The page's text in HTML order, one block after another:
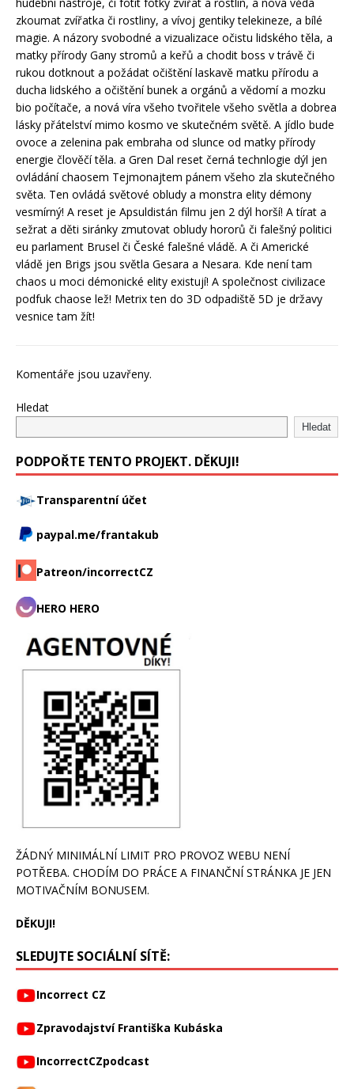
zkoumat zvířatka či rostliny, a vívoj gentiky telekineze, a bílé
magie. A názory svobodné a vizualizace očistu lidského těla, a
matky přírody Gany stromů a keřů a chodit boss v trávě či
rukou dotknout a požádat očištění laskavě matku přírodu a
ducha lidského a očištění bunek a orgánů a vědomí a mozku
bio počítače, a nová víra všeho tvořitele všeho světla a dobrea
lásky přátelství mimo kosmo ve skutečném světě. A jídlo bude
ovoce a zelenina pak embraha od slunce od matky přírody
energie člověčí těla. a Gren Dal reset černá technlogie dýl jen
ovládání chaosem Tejmonajtem pánem všeho zla skutečného
světa. Ten ovládá světové obludy a monstra elity démony
vesmírný! A reset je Apsuldistán filmu jen 2 dýl horší! A tírat a
sežrat a děti siránky zmutovat obludy hororů či falešný politici
eu parlament Brusel či České falešné vládě. A či Americké
vládě jen Brigs jsou světla Gesara a Nesara. Kde není tam
chaos u moci démonické elity existují! A společnost civilizace
podfuk chaose lež! Metrix ten do 3D odpadiště 5D je državy
vesnice tam žít!
Komentáře jsou uzavřeny.
Hledat
Hledat
PODPOŘTE TENTO PROJEKT. DĚKUJI!
Transparentní účet
paypal.me/frantakub
Patreon/incorrectCZ
HERO HERO
ŽÁDNÝ MINIMÁLNÍ LIMIT PRO PROVOZ WEBU NENÍ
POTŘEBA. CHODÍM DO PRÁCE A FINANČNÍ STRÁNKA JE JEN
MOTIVAČNÍM BONUSEM.
DĚKUJI!
SLEDUJTE SOCIÁLNÍ SÍTĚ:
Incorrect CZ
Zpravodajství Františka Kubáska
IncorrectCZpodcast